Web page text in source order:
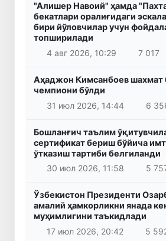
"Алишер Навоий" ҳамда
бекатлари оралиғидаги
бири йўловчилар учун
топширилади
4 авг 2026, 10:29
7 017
Аҳаджон Кимсанбоев шахмат
чемпиони бўлди
31 июл 2026, 14:44
6
Бошланғич таълим
сертификат бериш бўйича
ўтказиш тартиби белгиланди
30 июл 2026, 11:58
5
Ўзбекистон Президенти
амалий ҳамкорликни янада
муҳимлигини таъкидлади
17 июл 2026, 20:42
5